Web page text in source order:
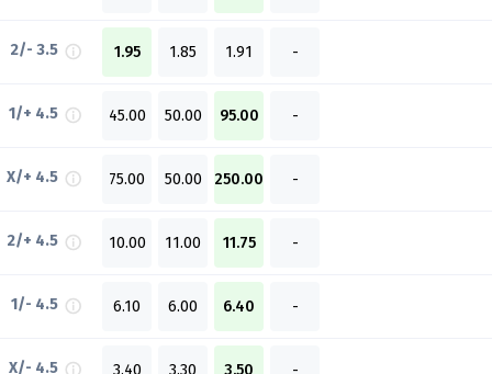
2/- 3.5 1.95 1.85 1.91 -
1/+ 4.5 45.00 50.00 95.00 -
X/+ 4.5 75.00 50.00 250.00 -
2/+ 4.5 10.00 11.00 11.75 -
1/- 4.5 6.10 6.00 6.40 -
X/- 4.5 3.40 3.30 3.50 -